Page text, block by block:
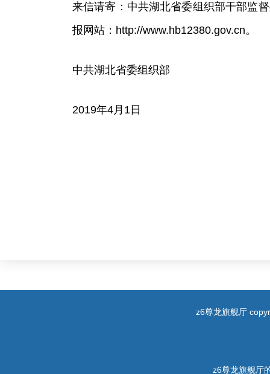
来信请寄：中共湖北省委组织部干部监
报网站：http://www.hb12380.gov.cn。
中共湖北省委组织部
2019年4月1日
z6尊龙旗舰厅
z6尊龙旗舰厅